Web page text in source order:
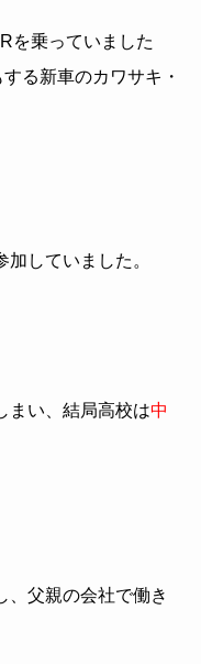
を乗っていました
る新車のカワサキ・
していました。
まい、結局高校は中
、父親の会社で働き